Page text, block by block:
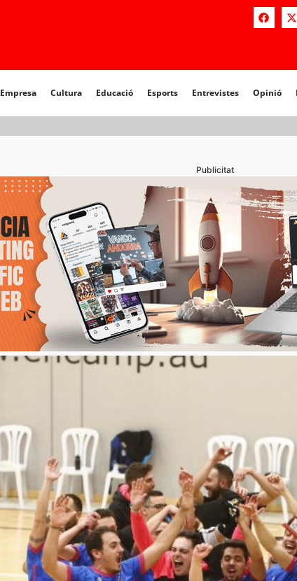
Empresa Cultura Educació Esports Entrevistes Opinió
Opinió
Publicitat